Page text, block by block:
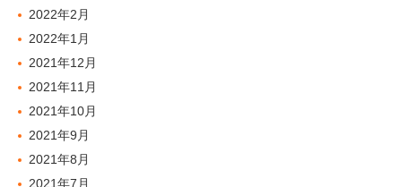
2022年2月
2022年1月
2021年12月
2021年11月
2021年10月
2021年9月
2021年8月
2021年7月